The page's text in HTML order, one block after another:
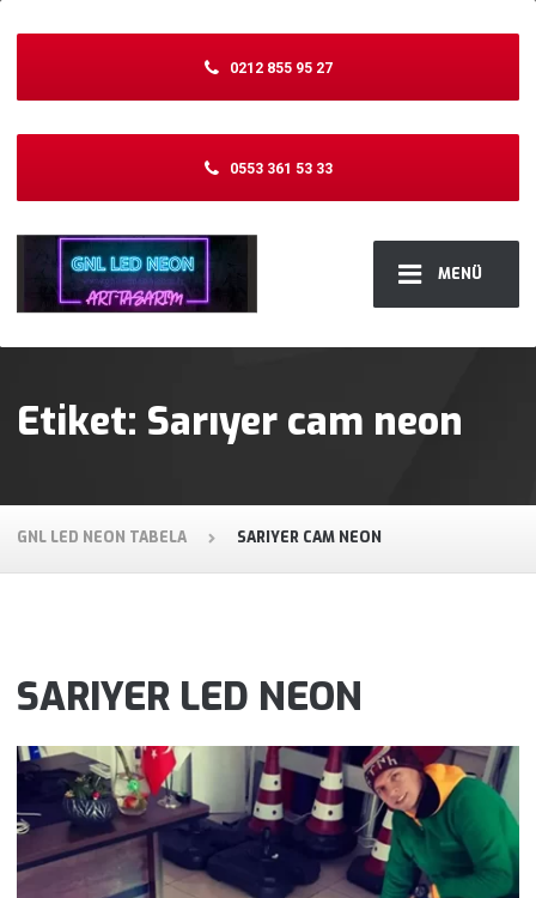
MENÜ
0212 855 95 27
0553 361 53 33
Etiket: Sarıyer cam neon
GNL LED NEON TABELA SARIYER CAM NEON
SARIYER LED NEON